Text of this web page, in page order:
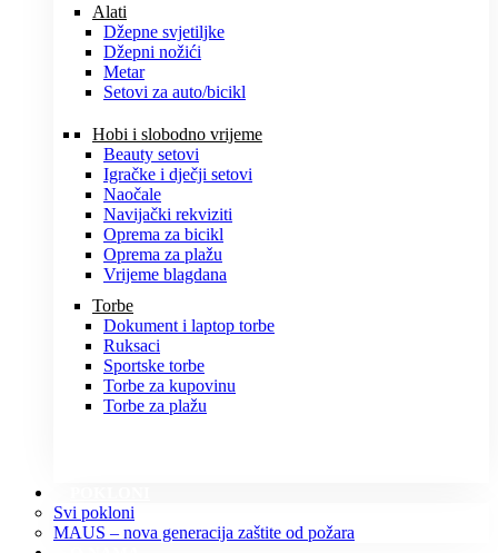
Alati
Džepne svjetiljke
Džepni nožići
Metar
Setovi za auto/bicikl
Hobi i slobodno vrijeme
Beauty setovi
Igračke i dječji setovi
Naočale
Navijački rekviziti
Oprema za bicikl
Oprema za plažu
Vrijeme blagdana
Torbe
Dokument i laptop torbe
Ruksaci
Sportske torbe
Torbe za kupovinu
Torbe za plažu
Svi pokloni
MAUS – nova generacija zaštite od požara